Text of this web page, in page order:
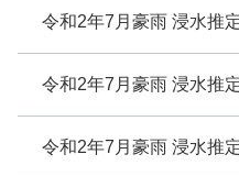
令和2年7月豪雨 浸水推
令和2年7月豪雨 浸水推
令和2年7月豪雨 浸水推